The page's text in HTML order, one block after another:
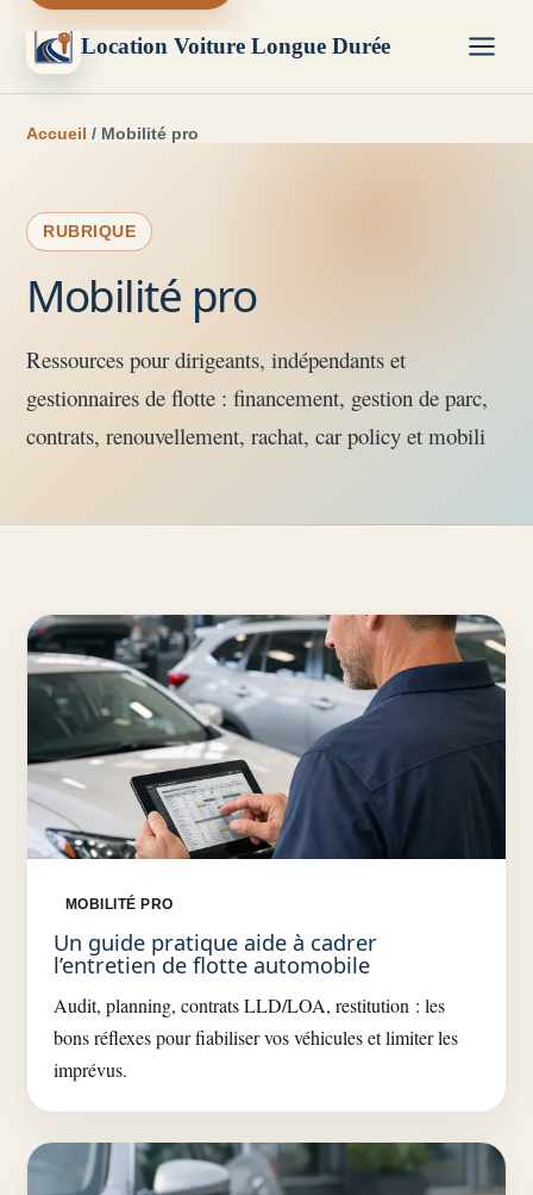
Location Voiture Longue Durée
Accueil / Mobilité pro
RUBRIQUE
Mobilité pro
Ressources pour dirigeants, indépendants et
gestionnaires de flotte : financement, gestion de parc,
contrats, renouvellement, rachat, car policy et mobili
MOBILITÉ PRO
Un guide pratique aide à cadrer
l’entretien de flotte automobile
Audit, planning, contrats LLD/LOA, restitution : les
bons réflexes pour fiabiliser vos véhicules et limiter les
imprévus.